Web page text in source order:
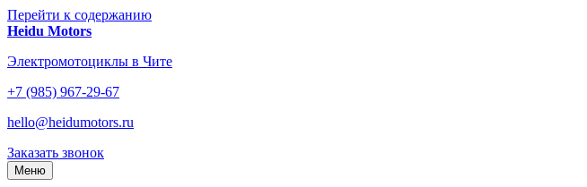
Перейти к содержанию
Heidu Motors
Электромотоциклы в Чите
+7 (985) 967-29-67
hello@heidumotors.ru
Заказать звонок
Меню